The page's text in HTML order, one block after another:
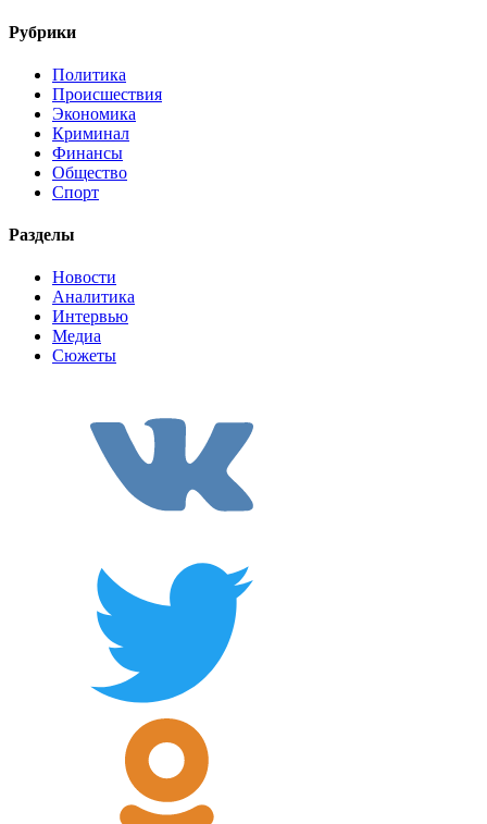
Рубрики
Политика
Происшествия
Экономика
Криминал
Финансы
Общество
Спорт
Разделы
Новости
Аналитика
Интервью
Медиа
Сюжеты